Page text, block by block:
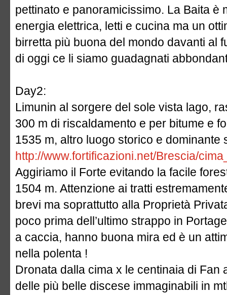
pettinato e panoramicissimo. La Baita è
energia elettrica, letti e cucina ma un
birretta più buona del mondo davanti al
di oggi ce li siamo guadagnati
Day2:
Limunin al sorgere del sole vista lago,
300 m di riscaldamento e per bitume e
1535 m, altro luogo storico e dominante
http://www.fortificazioni.net/Brescia/
Aggiriamo il Forte evitando la facile
1504 m. Attenzione ai tratti
brevi ma soprattutto alla Proprietà
poco prima dell’ultimo strappo in
a caccia, hanno buona mira ed è un
nella polenta !
Dronata dalla cima x le centinaia di Fan
delle più belle discese immaginabili in